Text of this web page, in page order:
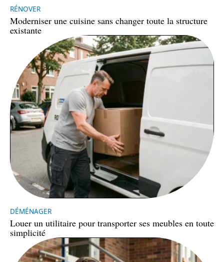
RÉNOVER
Moderniser une cuisine sans changer toute la structure
existante
DÉMÉNAGER
Louer un utilitaire pour transporter ses meubles en toute
simplicité